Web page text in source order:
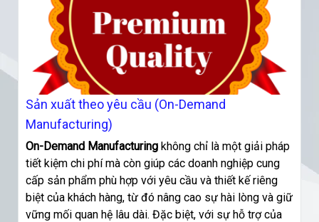
Sản xuất theo yêu cầu (On-Demand
Manufacturing)
On-Demand Manufacturing không chỉ là một giải pháp
tiết kiệm chi phí mà còn giúp các doanh nghiệp cung
cấp sản phẩm phù hợp với yêu cầu và thiết kế riêng
biệt của khách hàng, từ đó nâng cao sự hài lòng và giữ
vững mối quan hệ lâu dài. Đặc biệt, với sự hỗ trợ của